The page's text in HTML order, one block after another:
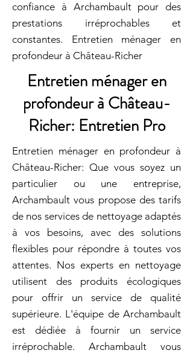
confiance à Archambault pour des
prestations irréprochables et
constantes. Entretien ménager en
profondeur à Château-Richer
Entretien ménager en
profondeur à Château-
Richer: Entretien Pro
Entretien ménager en profondeur à
Château-Richer: Que vous soyez un
particulier ou une entreprise,
Archambault vous propose des tarifs
de nos services de nettoyage adaptés
à vos besoins, avec des solutions
flexibles pour répondre à toutes vos
attentes. Nos experts en nettoyage
utilisent des produits écologiques
pour offrir un service de qualité
supérieure. L'équipe de Archambault
est dédiée à fournir un service
irréprochable. Archambault vous